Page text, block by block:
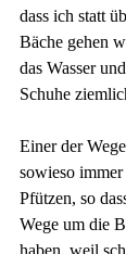
dass ich statt
Bäche gehen
das Wasser
Schuhe
Einer der
sowieso
Pfützen, so
Wege um die
haben, weil